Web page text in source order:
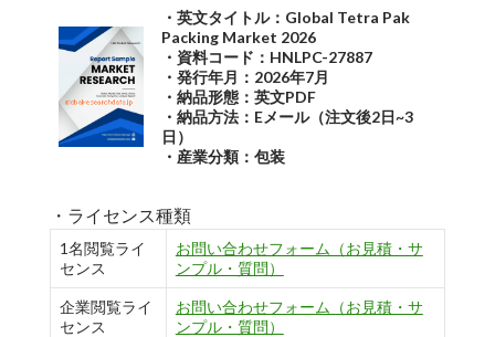
・英文タイトル：Global Tetra Pak
Packing Market 2026
・資料コード：HNLPC-27887
・発行年月：2026年7月
・納品形態：英文PDF
・納品方法：Eメール（注文後2日~3
日）
・産業分類：包装
・ライセンス種類
1名閲覧ライ
センス
お問い合わせフォーム（お見積・サ
ンプル・質問）
企業閲覧ライ
センス
お問い合わせフォーム（お見積・サ
ンプル・質問）